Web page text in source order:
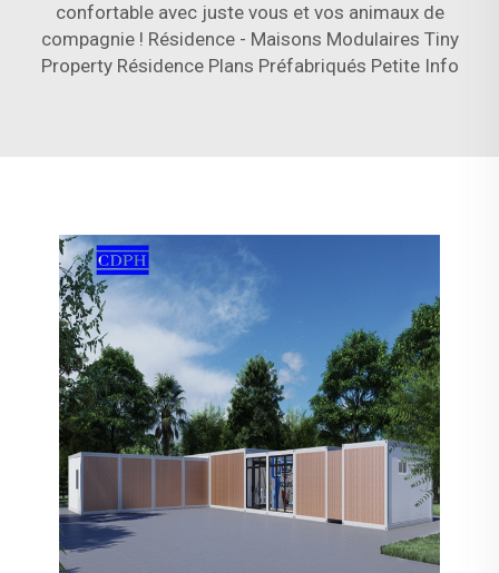
confortable avec juste vous et vos animaux de
compagnie ! Résidence - Maisons Modulaires Tiny
Property Résidence Plans Préfabriqués Petite Info